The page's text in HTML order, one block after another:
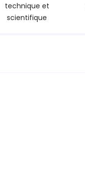
technique et
scientifique